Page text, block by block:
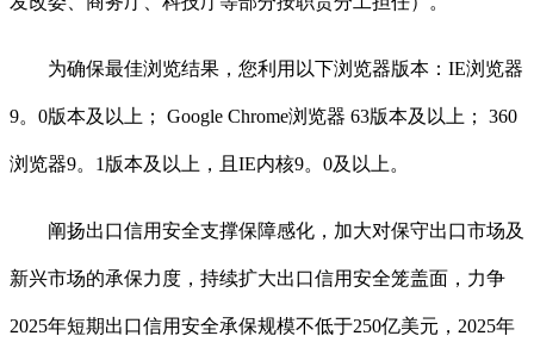
为确保最佳浏览结果，您利用以下浏览器版本：IE浏览器
9。0版本及以上； Google Chrome浏览器 63版本及以上； 360
浏览器9。1版本及以上，且IE内核9。0及以上。
阐扬出口信用安全支撑保障感化，加大对保守出口市场及
新兴市场的承保力度，持续扩大出口信用安全笼盖面，力争
2025年短期出口信用安全承保规模不低于250亿美元，2025年